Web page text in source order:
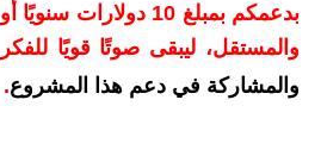
بدعمكم بمبلغ 10
والمستقل، ليبقى صوتًا قويًا
والمشاركة في دعم هذا المشروع.